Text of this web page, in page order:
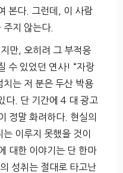
본다. 그런데, 이 사람
지 않는다.
지만, 오히려 그 부적응
수 있었던 연사! “자랑
치는 저 분은 두산 박용
다. 단 기간에 4 대 광고
정말 화려하다. 현실의
이루지 못했을 것이
대한 이야기는 단 한마
성취는 절대로 타고난